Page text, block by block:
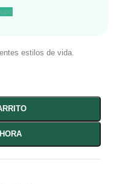
estilos de vida.